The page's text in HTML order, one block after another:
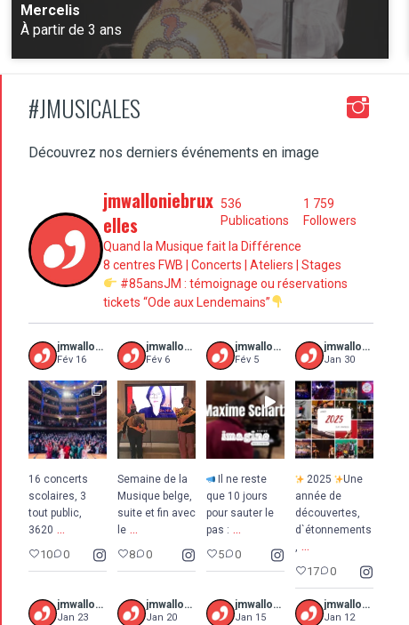
Mercelis
À partir de 3 ans
#JMUSICALES
Découvrez nos derniers événements en image
jmwalloniebrux
elles
536
Publications
1 759
Followers
Quand la Musique fait la Différence
8 centres FWB | Concerts | Ateliers | Stages
#85ansJM : témoignage ou réservations
tickets “Ode aux Lendemains”
jmwalloniebruxelles
Fév 16
16 concerts
scolaires, 3
tout public,
3620 ...
10 0
jmwalloniebruxelles
Fév 6
Semaine de la
Musique belge,
suite et fin avec
le ...
8 0
jmwalloniebruxelles
Fév 5
Il ne reste
que 10 jours
pour sauter le
pas : ...
5 0
jmwalloniebruxelles
Jan 30
2025
Une
année de
découvertes,
d`étonnements
, ...
17 0
jmwalloniebruxelles
Jan 23
jmwalloniebruxelles
Jan 20
jmwalloniebruxelles
Jan 15
jmwalloniebruxelles
Jan 12